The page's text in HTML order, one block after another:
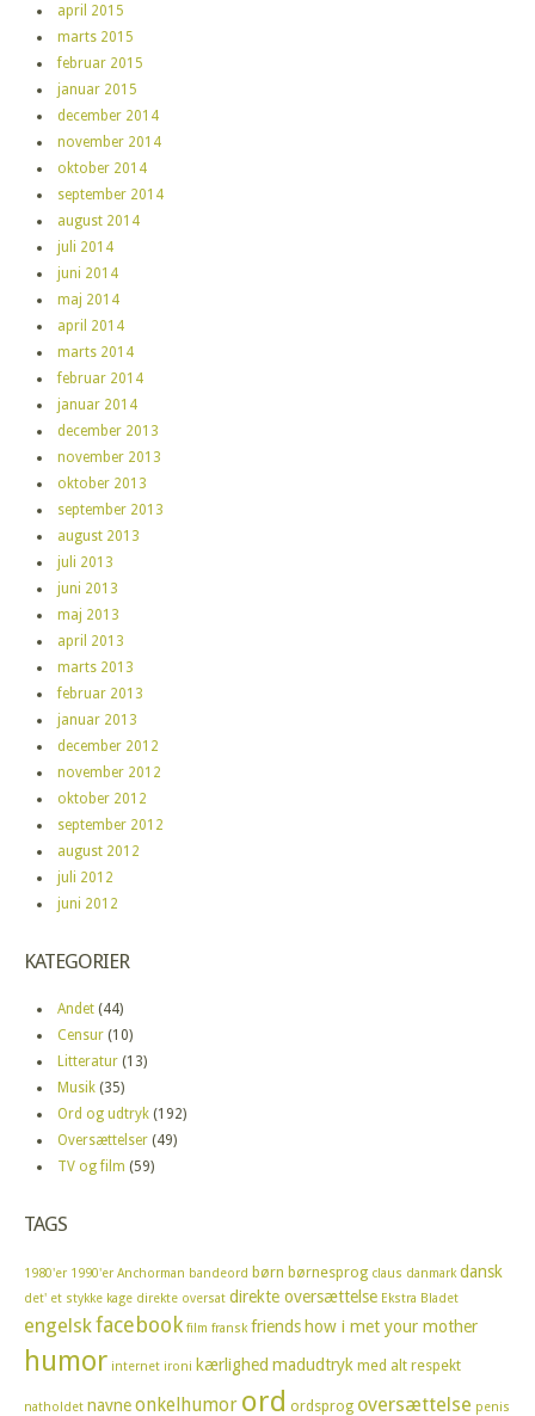
april 2015
marts 2015
februar 2015
januar 2015
december 2014
november 2014
oktober 2014
september 2014
august 2014
juli 2014
juni 2014
maj 2014
april 2014
marts 2014
februar 2014
januar 2014
december 2013
november 2013
oktober 2013
september 2013
august 2013
juli 2013
juni 2013
maj 2013
april 2013
marts 2013
februar 2013
januar 2013
december 2012
november 2012
oktober 2012
september 2012
august 2012
juli 2012
juni 2012
KATEGORIER
Andet (44)
Censur (10)
Litteratur (13)
Musik (35)
Ord og udtryk (192)
Oversættelser (49)
TV og film (59)
TAGS
1980'er 1990'er Anchorman bandeord børn børnesprog claus danmark dansk
det' et stykke kage direkte oversat direkte oversættelse Ekstra Bladet
engelskfacebook film fransk friends how i met your mother
humor internet ironi kærlighed madudtryk med alt respekt
natholdet navneonkelhumor ord ordsprog oversættelse penis